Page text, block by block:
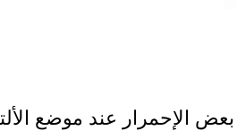
الإحمرار عند موضع